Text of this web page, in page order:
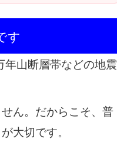
す
山断層帯などの地震
ん。だからこそ、普
大切です。